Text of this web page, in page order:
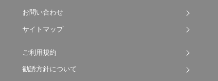
お問い合わせ
サイトマップ
ご利用規約
勧誘方針について